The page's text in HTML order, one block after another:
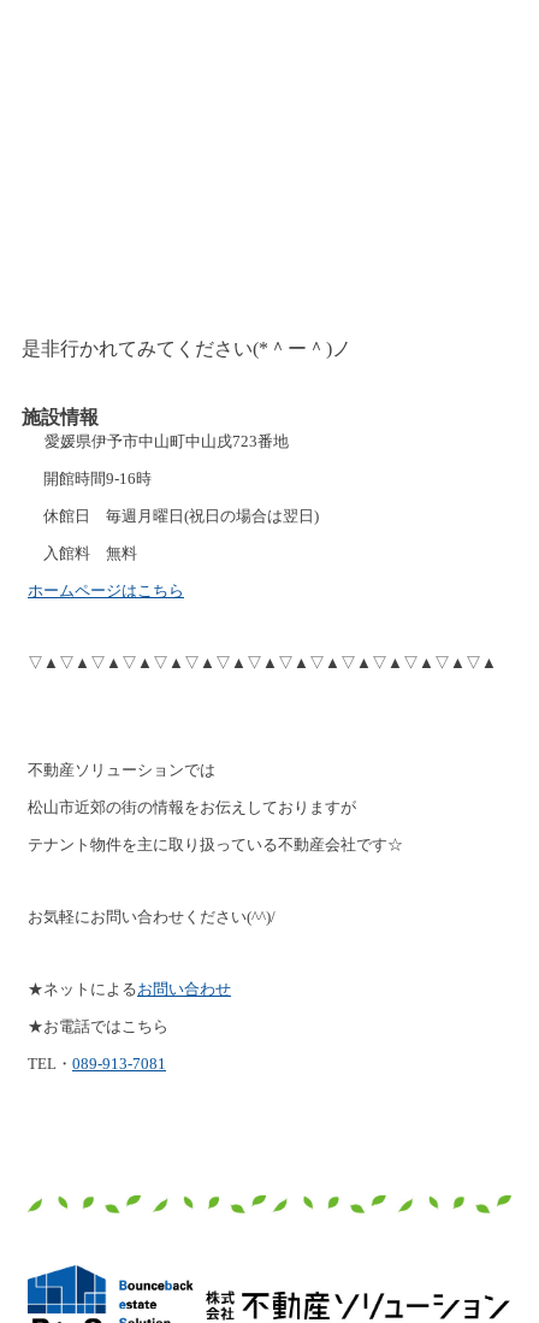
是非行かれてみてください(*＾ー＾)ノ
施設情報
愛媛県伊予市中山町中山戌723番地
開館時間9-16時
休館日 毎週月曜日 (祝日の場合は翌日 )
入館料 無料
ホームページはこちら
▽▲▽▲▽▲▽▲▽▲▽▲▽▲▽▲▽▲▽▲▽▲▽▲▽▲▽▲▽▲
不動産ソリューションでは
松山市近郊の街の情報をお伝えしておりますが
テナント物件を主に取り扱っている不動産会社です☆
お気軽にお問い合わせください(^^)/
★ネットによるお問い合わせ
★お電話ではこちら
TEL・ 089-913-7081